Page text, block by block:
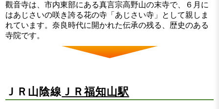
觀音寺は、市内東部にある真言宗高野山の末寺で、６月に
はあじさいの咲き誇る花の寺「あじさい寺」として親しま
れています。奈良時代に開かれた伝承の残る、歴史のある
寺院です。
ＪＲ山陰線 ＪＲ福知山駅